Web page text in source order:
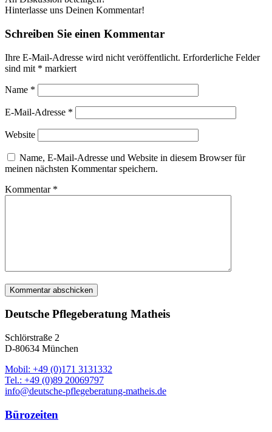
Hinterlasse uns Deinen Kommentar!
Schreiben Sie einen Kommentar
Ihre E-Mail-Adresse wird nicht veröffentlicht. Erforderliche Felder
sind mit * markiert
Name *
E-Mail-Adresse *
Website
Name, E-Mail-Adresse und Website in diesem Browser für
meinen nächsten Kommentar speichern.
Kommentar *
Deutsche Pflegeberatung Matheis
Schlörstraße 2
D-80634 München
Mobil: +49 (0)171 3131332
Tel.: +49 (0)89 20069797
info@deutsche-pflegeberatung-matheis.de
Bürozeiten